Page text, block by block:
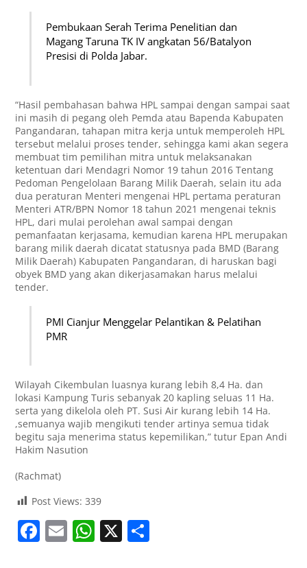
Pembukaan Serah Terima Penelitian dan
Magang Taruna TK IV angkatan 56/Batalyon
Presisi di Polda Jabar.
“Hasil pembahasan bahwa HPL sampai dengan sampai saat
ini masih di pegang oleh Pemda atau Bapenda Kabupaten
Pangandaran, tahapan mitra kerja untuk memperoleh HPL
tersebut melalui proses tender, sehingga kami akan segera
membuat tim pemilihan mitra untuk melaksanakan
ketentuan dari Mendagri Nomor 19 tahun 2016 Tentang
Pedoman Pengelolaan Barang Milik Daerah, selain itu ada
dua peraturan Menteri mengenai HPL pertama peraturan
Menteri ATR/BPN Nomor 18 tahun 2021 mengenai teknis
HPL, dari mulai perolehan awal sampai dengan
pemanfaatan kerjasama, kemudian karena HPL merupakan
barang milik daerah dicatat statusnya pada BMD (Barang
Milik Daerah) Kabupaten Pangandaran, di haruskan bagi
obyek BMD yang akan dikerjasamakan harus melalui
tender.
PMI Cianjur Menggelar Pelantikan & Pelatihan
PMR
Wilayah Cikembulan luasnya kurang lebih 8,4 Ha. dan
lokasi Kampung Turis sebanyak 20 kapling seluas 11 Ha.
serta yang dikelola oleh PT. Susi Air kurang lebih 14 Ha.
,semuanya wajib mengikuti tender artinya semua tidak
begitu saja menerima status kepemilikan,” tutur Epan Andi
Hakim Nasution
(Rachmat)
Post Views: 339
F E W X